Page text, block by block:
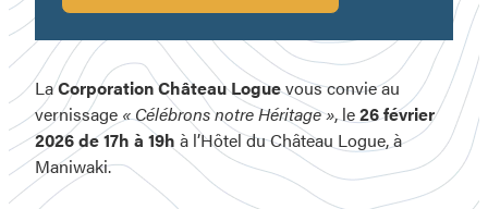
LaCorporation Château Loguevous convie au
vernissage « Célébrons notre Héritage », le26 février
2026 de 17h à 19h à l’Hôtel du Château Logue, à
Maniwaki.